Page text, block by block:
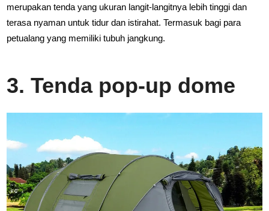
merupakan tenda yang ukuran langit-langitnya lebih tinggi dan
terasa nyaman untuk tidur dan istirahat. Termasuk bagi para
petualang yang memiliki tubuh jangkung.
3. Tenda pop-up dome